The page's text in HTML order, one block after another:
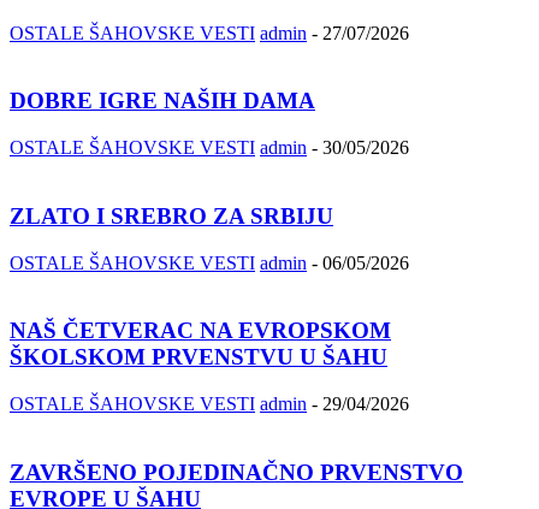
OSTALE ŠAHOVSKE VESTI admin - 27/07/2026
DOBRE IGRE NAŠIH DAMA
OSTALE ŠAHOVSKE VESTI admin - 30/05/2026
ZLATO I SREBRO ZA SRBIJU
OSTALE ŠAHOVSKE VESTI admin - 06/05/2026
NAŠ ČETVERAC NA EVROPSKOM
ŠKOLSKOM PRVENSTVU U ŠAHU
OSTALE ŠAHOVSKE VESTI admin - 29/04/2026
ZAVRŠENO POJEDINAČNO PRVENSTVO
EVROPE U ŠAHU